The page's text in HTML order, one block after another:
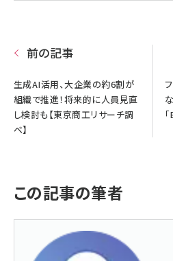
前の記事
生成AI活用、大企業の約6割が
組織で推進！将来的に人員見直
し検討も【東京商工リサーチ調
べ】
この記事の筆者